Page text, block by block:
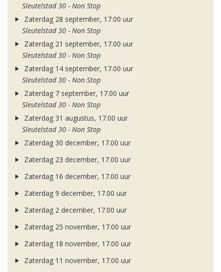
Sleutelstad 30 - Non Stop
Zaterdag 28 september, 17.00 uur
Sleutelstad 30 - Non Stop
Zaterdag 21 september, 17.00 uur
Sleutelstad 30 - Non Stop
Zaterdag 14 september, 17.00 uur
Sleutelstad 30 - Non Stop
Zaterdag 7 september, 17.00 uur
Sleutelstad 30 - Non Stop
Zaterdag 31 augustus, 17.00 uur
Sleutelstad 30 - Non Stop
Zaterdag 30 december, 17.00 uur
Zaterdag 23 december, 17.00 uur
Zaterdag 16 december, 17.00 uur
Zaterdag 9 december, 17.00 uur
Zaterdag 2 december, 17.00 uur
Zaterdag 25 november, 17.00 uur
Zaterdag 18 november, 17.00 uur
Zaterdag 11 november, 17.00 uur